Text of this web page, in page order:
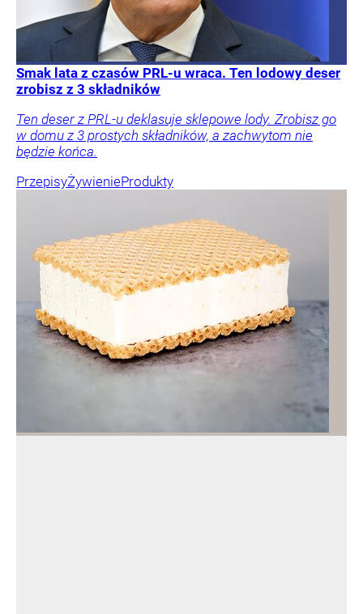
Smak lata z czasów PRL-u wraca. Ten lodowy deser
zrobisz z 3 składników
Ten deser z PRL-u deklasuje sklepowe lody. Zrobisz go
w domu z 3 prostych składników, a zachwytom nie
będzie końca.
PrzepisyŻywienieProdukty